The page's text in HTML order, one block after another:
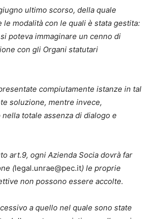
ultimo scorso, della quale
modalità con le quali è stata gestita:
poteva immaginare un cenno di
con gli Organi statutari
compiutamente istanze in tal
soluzione, mentre invece,
totale assenza di dialogo e
art.9, ogni Azienda Socia dovrà far
(legal.unrae@pec.it) le proprie
non possono essere accolte.
a quello nel quale sono state